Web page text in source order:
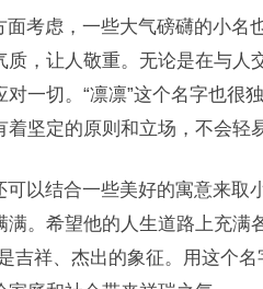
面考虑，一些大气磅礴的小名
质，让人敬重。无论是在与
一切。“凛凛”这个名字也很
着坚定的原则和立场，不会轻
可以结合一些美好的寓意来取
满。希望他的人生道路上充满
吉祥、杰出的象征。用这个